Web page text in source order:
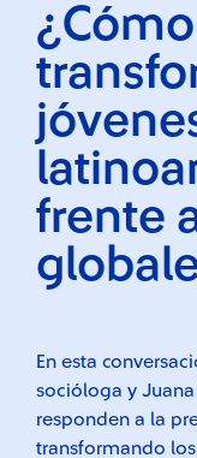
frente
En esta
socióloga y
responden a la
transformando